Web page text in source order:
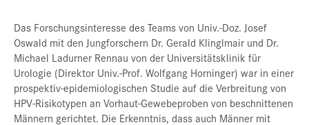
Das Forschungsinteresse des Teams von Univ.-Doz. Josef
Oswald mit den Jungforschern Dr. Gerald Klinglmair und Dr.
Michael Ladurner Rennau von der Universitätsklinik für
Urologie (Direktor Univ.-Prof. Wolfgang Horninger) war in einer
prospektiv-epidemiologischen Studie auf die Verbreitung von
HPV-Risikotypen an Vorhaut-Gewebeproben von beschnittenen
Männern gerichtet. Die Erkenntnis, dass auch Männer mit